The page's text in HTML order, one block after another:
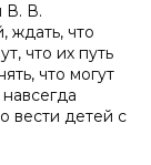
В. В.
ждать, что
что их путь
что могут
вести детей с